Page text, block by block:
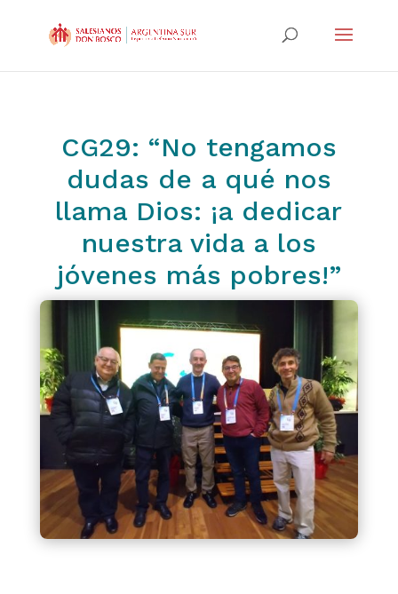
CG29: “No tengamos
dudas de a qué nos
llama Dios: ¡a dedicar
nuestra vida a los
jóvenes más pobres!”